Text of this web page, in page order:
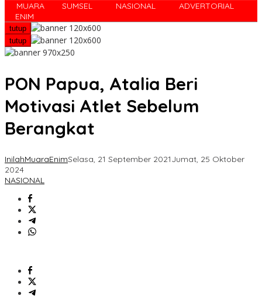
MUARA
ENIM
SUMSEL NASIONAL ADVERTORIAL
tutup
tutup
PON Papua, Atalia Beri
Motivasi Atlet Sebelum
Berangkat
InilahMuaraEnimSelasa, 21 September 2021Jumat, 25 Oktober
2024
NASIONAL